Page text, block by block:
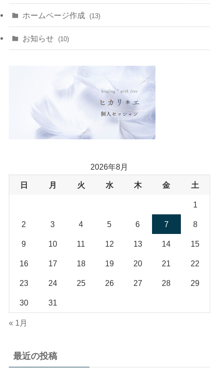
(1) (7)
(4)
(7)
(8)(14)
(18)
ホームページ作成 (13)
お知らせ (10)
2026年8月
日 月 火 水 木 金 土
1
2 3 4 5 6 7 8
9 10 11 12 13 14 15
16 17 18 19 20 21 22
23 24 25 26 27 28 29
30 31
« 1月
最近の投稿